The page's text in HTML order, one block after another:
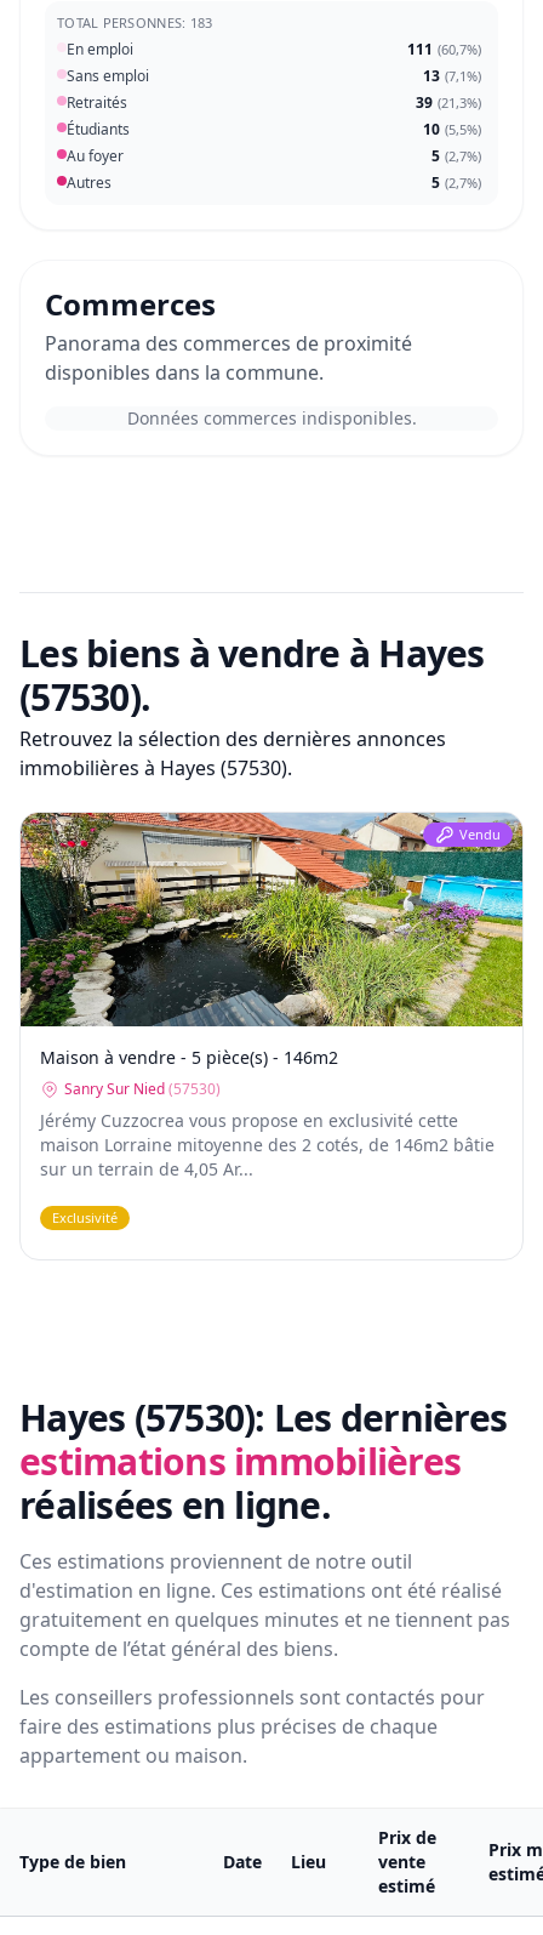
TOTAL PERSONNES: 183
En emploi 111 (60,7%)
Sans emploi 13 (7,1%)
Retraités 39 (21,3%)
Étudiants 10 (5,5%)
Au foyer 5 (2,7%)
Autres 5 (2,7%)
Commerces
Panorama des commerces de proximité
disponibles dans la commune.
Données commerces indisponibles.
Les biens à vendre à Hayes
(57530).
Retrouvez la sélection des dernières annonces
immobilières à Hayes (57530).
Vendu
Maison à vendre - 5 pièce(s) - 146m2
Sanry Sur Nied(57530)
Jérémy Cuzzocrea vous propose en exclusivité cette
maison Lorraine mitoyenne des 2 cotés, de 146m2 bâtie
sur un terrain de 4,05 Ar...
Exclusivité
Hayes (57530): Les dernières
estimations immobilières
réalisées en ligne.
Ces estimations proviennent de notre outil
d'estimation en ligne. Ces estimations ont été réalisé
gratuitement en quelques minutes et ne tiennent pas
compte de l’état général des biens.
Les conseillers professionnels sont contactés pour
faire des estimations plus précises de chaque
appartement ou maison.
Type de bien Date Lieu
Prix de
vente
estimé
Prix